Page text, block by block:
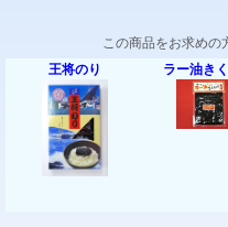
この商品をお求めの
王将のり
ラー油き